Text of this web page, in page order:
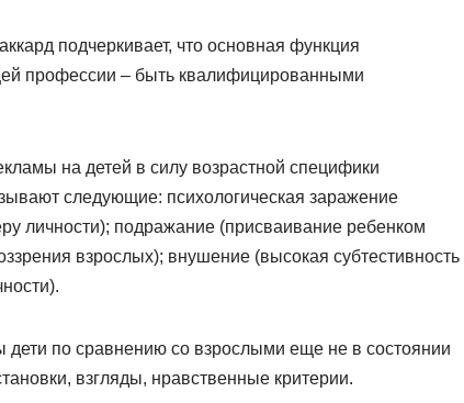
подчеркивает, что основная функция
профессии – быть квалифицированными
на детей в силу возрастной специфики
следующие: психологическая заражение
личности); подражание (присваивание ребенком
взрослых); внушение (высокая субтестивность
дети по сравнению со взрослыми еще не в состоянии
взгляды, нравственные критерии.